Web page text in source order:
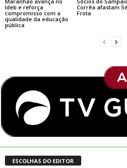
Ideb e reforça
compromisso com a
qualidade da educação
pública
Corrêa afastam
Frota
ESCOLHAS DO EDITOR